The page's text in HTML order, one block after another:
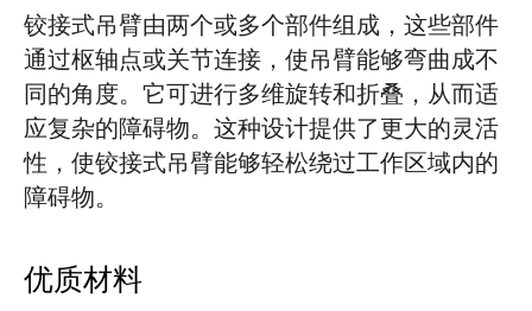
铰接式吊臂由两个或多个部件组成，这些部件
通过枢轴点或关节连接，使吊臂能够弯曲成不
同的角度。它可进行多维旋转和折叠，从而适
应复杂的障碍物。这种设计提供了更大的灵活
性，使铰接式吊臂能够轻松绕过工作区域内的
障碍物。
优质材料